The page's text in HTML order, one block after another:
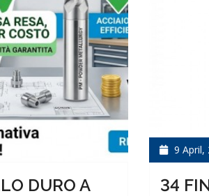
DURO A
9 April,
34